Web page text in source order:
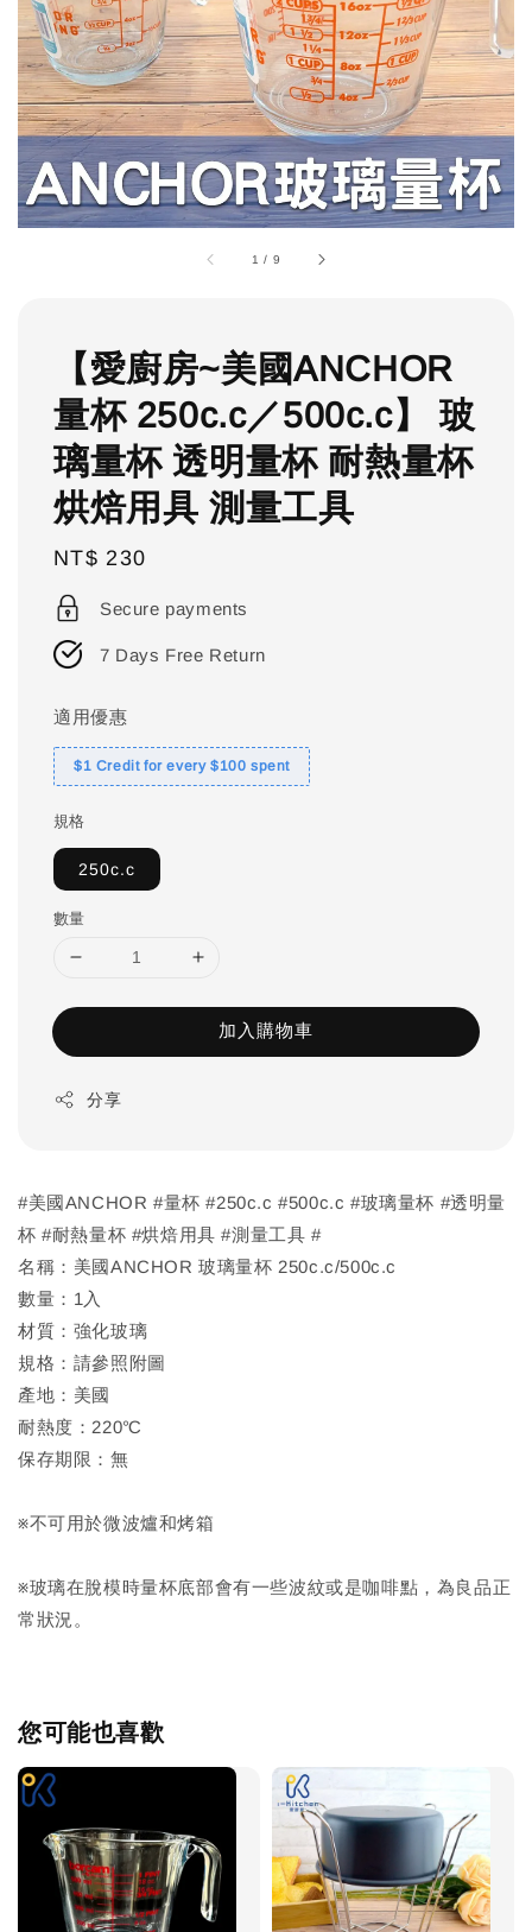
1 / 9
【愛廚房~美國ANCHOR
量杯 250c.c／500c.c】 玻
璃量杯 透明量杯 耐熱量杯
烘焙用具 測量工具
Regular
price
NT$ 230
Secure payments
7 Days Free Return
適用優惠
$1 Credit for every $100 spent
規格
250c.c
數量
加入購物車
分享
#美國ANCHOR #量杯 #250c.c #500c.c #玻璃量杯 #透明量
杯 #耐熱量杯 #烘焙用具 #測量工具 #
名稱：美國ANCHOR 玻璃量杯 250c.c/500c.c
數量：1入
材質：強化玻璃
規格：請參照附圖
產地：美國
耐熱度：220℃
保存期限：無
※不可用於微波爐和烤箱
※玻璃在脫模時量杯底部會有一些波紋或是咖啡點，為良品正
常狀況。
您可能也喜歡